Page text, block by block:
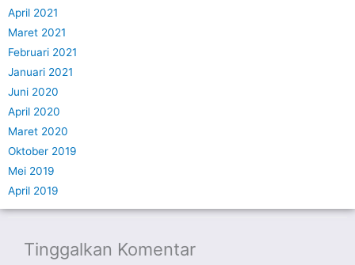
April 2021
Maret 2021
Februari 2021
Januari 2021
Juni 2020
April 2020
Maret 2020
Oktober 2019
Mei 2019
April 2019
Tinggalkan Komentar